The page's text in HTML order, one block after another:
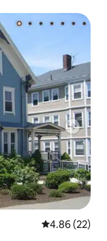
Calificación
4.86 (22)